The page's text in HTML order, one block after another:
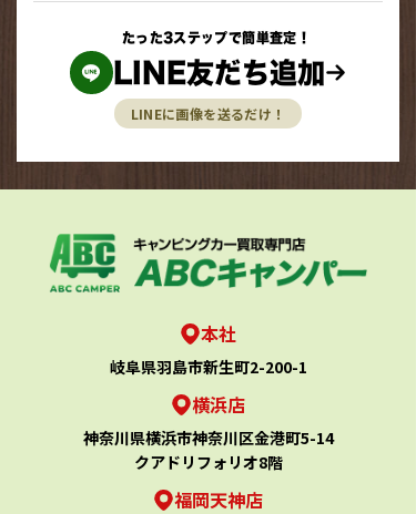
たった3ステップで簡単査定！
LINE友だち追加
LINEに画像を送るだけ！
本社
岐阜県羽島市新生町2-200-1
横浜店
神奈川県横浜市神奈川区金港町5-14
クアドリフォリオ8階
福岡天神店